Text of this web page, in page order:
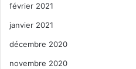
février 2021
janvier 2021
décembre 2020
novembre 2020